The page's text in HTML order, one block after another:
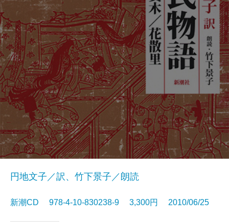
円地文子／訳、竹下景子／朗読
新潮CD 978-4-10-830238-9 3,300円 2010/06/25